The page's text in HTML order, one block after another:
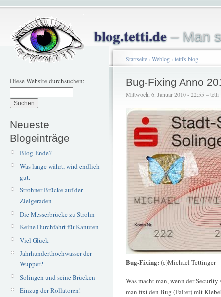
blog.tetti.de– Man
Diese Website durchsuchen:
Neueste
Blogeinträge
Blog-Ende?
Was lange währt, wird endlich
gut.
Strohner Brücke auf der
Zielgeraden
Die Messerbrücke zu Strohn
Keine Durchfahrt für Kanuten
Viel Glück
Jahrhunderthochwasser der
Wupper?
Solingen und seine Brücken
Einzug der Rollatoren!
Startseite› Weblog› tetti's blog
Bug-Fixing Anno
Mittwoch, 6. Januar 2010 - 22:55 – tetti
Bug-Fixing: (c)Michael Tettinger
Was macht man, wenn der
man fixt den Bug (Falter) mit